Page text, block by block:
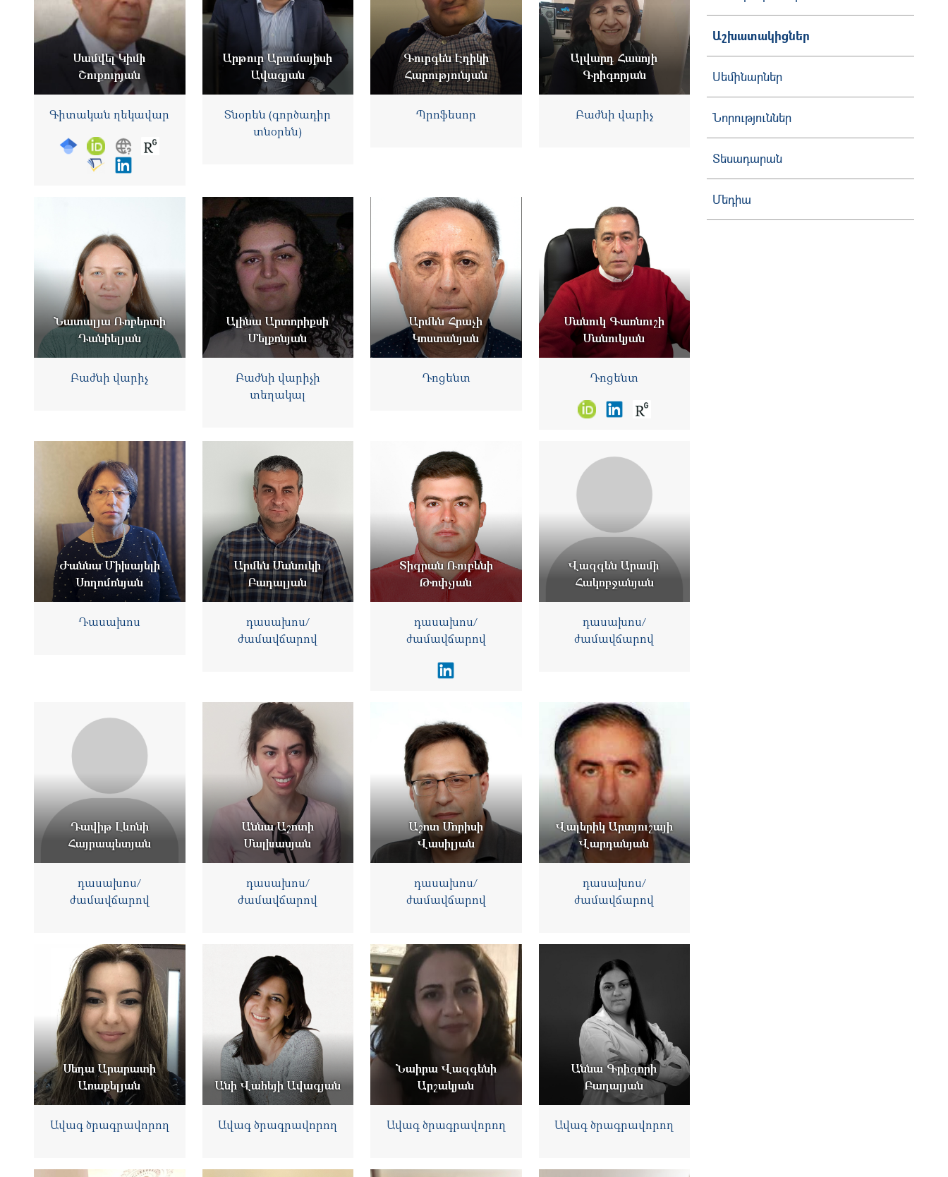
Սամվել Կիմի
Շուքուրյան
Գիտական ղեկավար
Արթուր Արամայիսի
Ավագյան
Տնօրեն (գործադիր
տնօրեն)
Գուրգեն Էդիկի
Հարությունյան
Պրոֆեսոր
Ալվարդ Հասոյի
Գրիգորյան
Բաժնի վարիչ
Նատալյա Ռոբերտի
Դանիելյան
Բաժնի վարիչ
Ալինա Արտորիքսի
Մելքոնյան
Բաժնի վարիչի
տեղակալ
Արմեն Հրաչի
Կոստանյան
Դոցենտ
Մանուկ Գառնուշի
Մանուկյան
Դոցենտ
Ժաննա Միխայելի
Սողոմոնյան
Դասախոս
Արմեն Մանուկի
Բադալյան
դասախոս/
ժամավճարով
Տիգրան Ռուբենի
Թոփչյան
դասախոս/
ժամավճարով
Վազգեն Արամի
Հակոբջանյան
դասախոս/
ժամավճարով
Դավիթ Լևոնի
Հայրապետյան
դասախոս/
ժամավճարով
Աննա Աշոտի
Մալխասյան
դասախոս/
ժամավճարով
Աշոտ Մորիսի
Վասիլյան
դասախոս/
ժամավճարով
Վալերիկ Արտյուշայի
Վարդանյան
դասախոս/
ժամավճարով
Սեդա Արարատի
Առաքելյան
Ավագ ծրագրավորող
Անի Վահեյի Ավագյան
Ավագ ծրագրավորող
Նաիրա Վազգենի
Արշակյան
Ավագ ծրագրավորող
Աննա Գրիգորի
Բադալյան
Ավագ ծրագրավորող
Աշխատակիցներ
Սեմինարներ
Նորություններ
Տեսադարան
Մեդիա